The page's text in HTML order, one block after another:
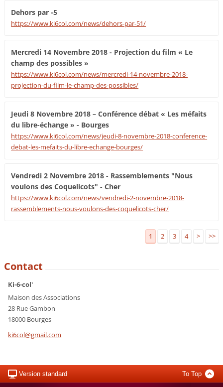
Dehors par -5
https://www.ki6col.com/news/dehors-par-51/
Mercredi 14 Novembre 2018 - Projection du film « Le
champ des possibles »
https://www.ki6col.com/news/mercredi-14-novembre-2018-
projection-du-film-le-champ-des-possibles/
Jeudi 8 Novembre 2018 – Conférence débat « Les méfaits
du libre-échange » - Bourges
https://www.ki6col.com/news/jeudi-8-novembre-2018-conference-
debat-les-mefaits-du-libre-echange-bourges/
Vendredi 2 Novembre 2018 - Rassemblements "Nous
voulons des Coquelicots" - Cher
https://www.ki6col.com/news/vendredi-2-novembre-2018-
rassemblements-nous-voulons-des-coquelicots-cher/
1 2 3 4 > >>
Contact
Ki-6-col'
Maison des Associations
28 Rue Gambon
18000 Bourges
ki6col@gmail.com
Version standard To Top